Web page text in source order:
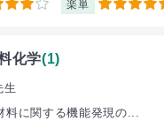
楽単 5
化学(1)
生
料に関する機能発現の...